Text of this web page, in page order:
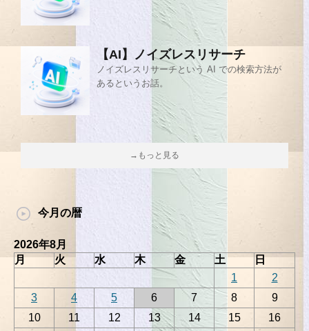
【AI】ノイズレスリサーチ
ノイズレスリサーチという AI での検索方法が
あるというお話。
→もっと見る
今月の暦
2026年8月
月
火 水 木 金 土
日
1
2
3
4 5 6 7 8
9
10
11 12 13 14 15
16